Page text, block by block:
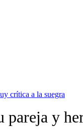
crítica a la suegra
pareja y